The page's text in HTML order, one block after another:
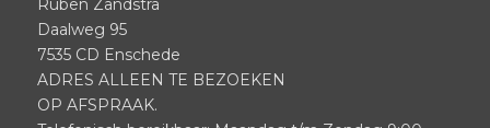
Ruben Zandstra
Daalweg 95
7535 CD Enschede
ADRES ALLEEN TE BEZOEKEN
OP AFSPRAAK.